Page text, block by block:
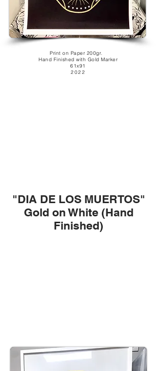
Print on Paper 200gr.
Hand Finished with Gold Marker
61x91
2022
"DIA DE LOS MUERTOS"
Gold on White (Hand
Finished)